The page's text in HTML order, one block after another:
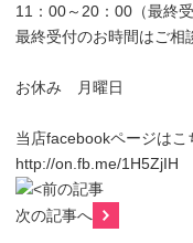
11：00～20：00（最終受
最終受付のお時間はご相
お休み 月曜日
当店facebookページはこ
http://on.fb.me/1H5ZjIH
前の記事
次の記事へ